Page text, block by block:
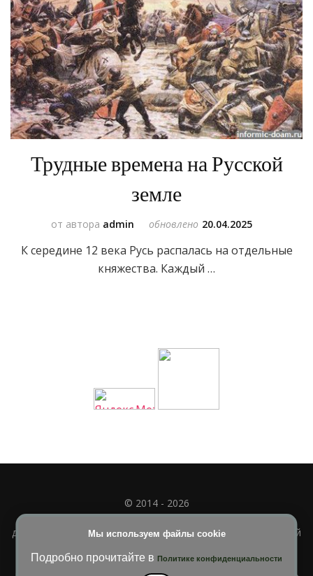
Трудные времена на Русской
земле
от автора admin обновлено 20.04.2025
К середине 12 века Русь распалась на отдельные
княжества. Каждый …
Мы используем файлы cookie
Подробно прочитайте в Политике конфиденциальности
© 2014 - 2026
Полное или частичное использование материала
допускается только при наличии активной и индексируемой